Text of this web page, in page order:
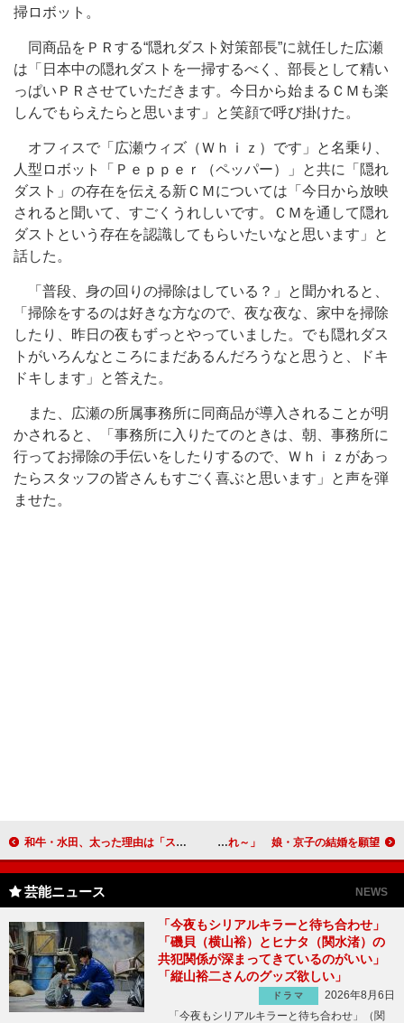
掃ロボット。
同商品をＰＲする“隠れダスト対策部長”に就任した広瀬
は「日本中の隠れダストを一掃するべく、部長として精い
っぱいＰＲさせていただきます。今日から始まるＣＭも楽
しんでもらえたらと思います」と笑顔で呼び掛けた。
オフィスで「広瀬ウィズ（Ｗｈｉｚ）です」と名乗り、
人型ロボット「Ｐｅｐｐｅｒ（ペッパー）」と共に「隠れ
ダスト」の存在を伝える新ＣＭについては「今日から放映
されると聞いて、すごくうれしいです。ＣＭを通して隠れ
ダストという存在を認識してもらいたいなと思います」と
話した。
「普段、身の回りの掃除はしている？」と聞かれると、
「掃除をするのは好きな方なので、夜な夜な、家中を掃除
したり、昨日の夜もずっとやっていました。でも隠れダス
トがいろんなところにまだあるんだろうなと思うと、ドキ
ドキします」と答えた。
また、広瀬の所属事務所に同商品が導入されることが明
かされると、「事務所に入りたてのときは、朝、事務所に
行ってお掃除の手伝いをしたりするので、Ｗｈｉｚがあっ
たらスタッフの皆さんもすごく喜ぶと思います」と声を弾
ませた。
和牛・水田、太った理由は「ストレスかな？」 川西「どこで何食うたん？」 アニマル浜口「早く孫を抱かせてくれ～」 娘・京子の結婚を願望
芸能ニュース NEWS
「今夜もシリアルキラーと待ち合わせ」
「磯貝（横山裕）とヒナタ（関水渚）の
共犯関係が深まってきているのがいい」
「縦山裕二さんのグッズ欲しい」
ドラマ
2026年8月6日
「今夜もシリアルキラーと待ち合わせ」（関